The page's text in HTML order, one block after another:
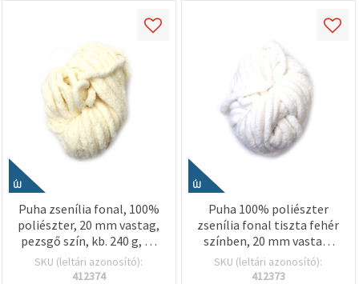
ÚJ
Puha zsenília fonal, 100%
poliészter, 20 mm vastag,
pezsgő szín, kb. 240 g, 25
m – ideális plüss
kötéshez, horgoláshoz és
SKU (leltári azonosító):
412374
ÚJ
Puha 100% poliészter
zsenília fonal tiszta fehér
színben, 20 mm vastag,
kb. 240 g × 25 m –
tökéletes kézimunkához,
SKU (leltári azonosító):
412373